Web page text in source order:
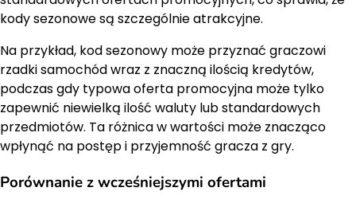
kody sezonowe są szczególnie atrakcyjne.
Na przykład, kod sezonowy może przyznać graczowi
rzadki samochód wraz z znaczną ilością kredytów,
podczas gdy typowa oferta promocyjna może tylko
zapewnić niewielką ilość waluty lub standardowych
przedmiotów. Ta różnica w wartości może znacząco
wpłynąć na postęp i przyjemność gracza z gry.
Porównanie z wcześniejszymi ofertami